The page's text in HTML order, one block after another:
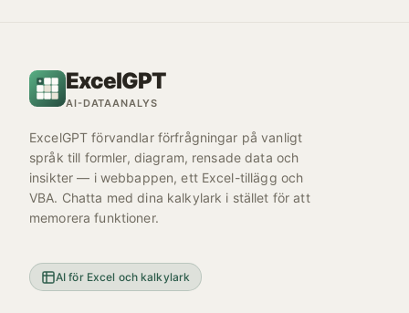
ExcelGPT
AI-DATAANALYS
ExcelGPT förvandlar förfrågningar på vanligt
språk till formler, diagram, rensade data och
insikter — i webbappen, ett Excel-tillägg och
VBA. Chatta med dina kalkylark i stället för att
memorera funktioner.
AI för Excel och kalkylark